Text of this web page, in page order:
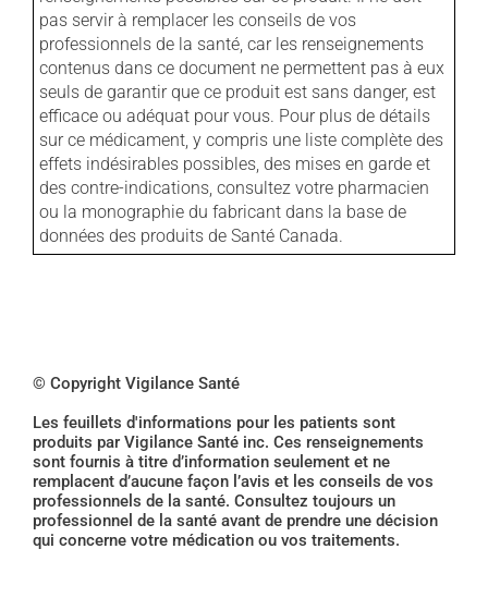
pas servir à remplacer les conseils de vos
professionnels de la santé, car les renseignements
contenus dans ce document ne permettent pas à eux
seuls de garantir que ce produit est sans danger, est
efficace ou adéquat pour vous. Pour plus de détails
sur ce médicament, y compris une liste complète des
effets indésirables possibles, des mises en garde et
des contre-indications, consultez votre pharmacien
ou la monographie du fabricant dans la base de
données des produits de Santé Canada.
© Copyright Vigilance Santé
Les feuillets d'informations pour les patients sont
produits par Vigilance Santé inc. Ces renseignements
sont fournis à titre d’information seulement et ne
remplacent d’aucune façon l’avis et les conseils de vos
professionnels de la santé. Consultez toujours un
professionnel de la santé avant de prendre une décision
qui concerne votre médication ou vos traitements.